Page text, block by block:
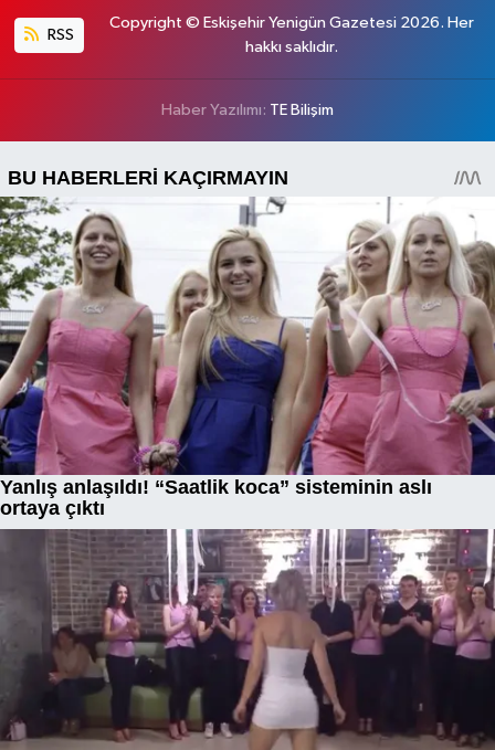
RSS
Copyright © Eskişehir Yenigün Gazetesi 2026. Her
hakkı saklıdır.
Haber Yazılımı: TE Bilişim